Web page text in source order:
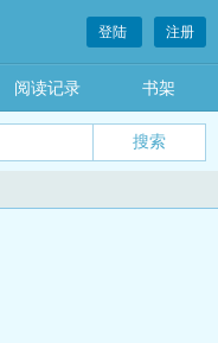
登陆 注册
阅读记录 书架